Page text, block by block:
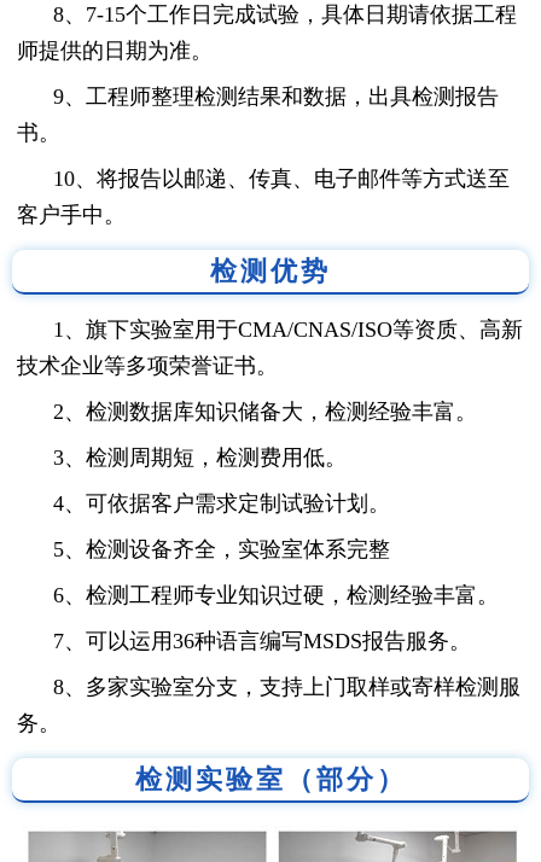
8、7-15个工作日完成试验，具体日期请依据工程
师提供的日期为准。
9、工程师整理检测结果和数据，出具检测报告
书。
10、将报告以邮递、传真、电子邮件等方式送至
客户手中。
检测优势
1、旗下实验室用于CMA/CNAS/ISO等资质、高新
技术企业等多项荣誉证书。
2、检测数据库知识储备大，检测经验丰富。
3、检测周期短，检测费用低。
4、可依据客户需求定制试验计划。
5、检测设备齐全，实验室体系完整
6、检测工程师专业知识过硬，检测经验丰富。
7、可以运用36种语言编写MSDS报告服务。
8、多家实验室分支，支持上门取样或寄样检测服
务。
检测实验室（部分）